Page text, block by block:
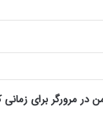
در مرورگر برای زمانی